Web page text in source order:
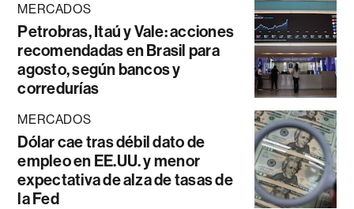
MERCADOS
Petrobras, Itaú y Vale: acciones
recomendadas en Brasil para
agosto, según bancos y
corredurías
MERCADOS
Dólar cae tras débil dato de
empleo en EE.UU. y menor
expectativa de alza de tasas de
la Fed